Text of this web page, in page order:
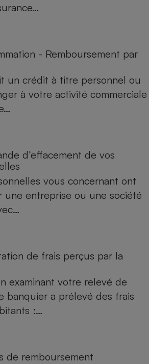
- Remboursement par
un crédit à titre personnel ou
à votre activité commerciale
d’effacement de vos
vous concernant ont
une entreprise ou une société
de frais perçus par la
examinant votre relevé de
banquier a prélevé des frais
:…
de remboursement